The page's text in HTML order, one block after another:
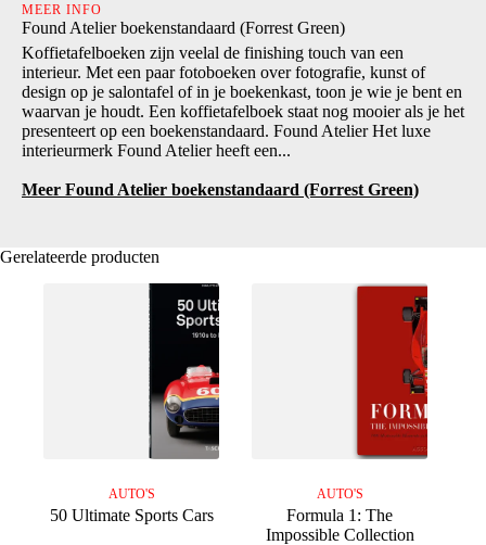
MEER INFO
Found Atelier boekenstandaard (Forrest Green)
Koffietafelboeken zijn veelal de finishing touch van een
interieur. Met een paar fotoboeken over fotografie, kunst of
design op je salontafel of in je boekenkast, toon je wie je bent en
waarvan je houdt. Een koffietafelboek staat nog mooier als je het
presenteert op een boekenstandaard. Found Atelier Het luxe
interieurmerk Found Atelier heeft een...
Meer Found Atelier boekenstandaard (Forrest Green)
Gerelateerde producten
AUTO'S
50 Ultimate Sports Cars
AUTO'S
Formula 1: The
Impossible Collection